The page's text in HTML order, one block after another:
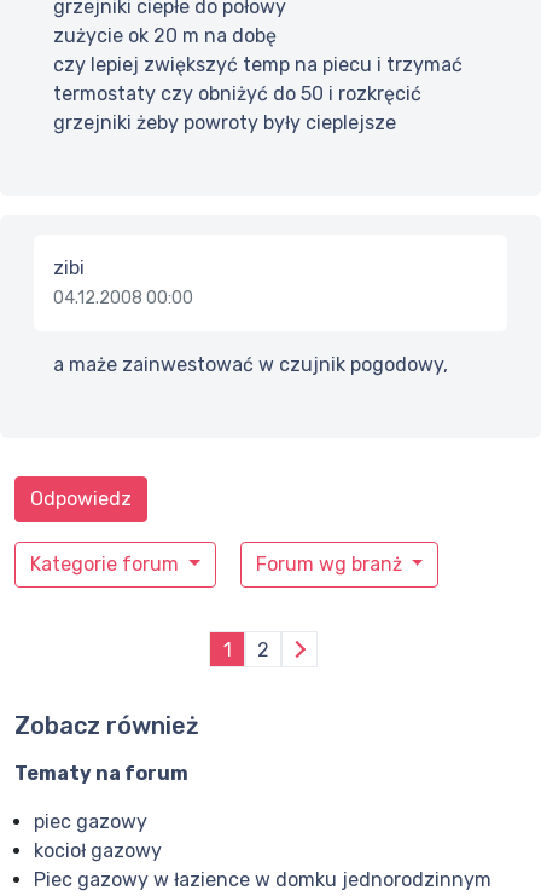
grzejniki ciepłe do połowy
zużycie ok 20 m na dobę
czy lepiej zwiększyć temp na piecu i trzymać
termostaty czy obniżyć do 50 i rozkręcić
grzejniki żeby powroty były cieplejsze
zibi
04.12.2008 00:00
a maże zainwestować w czujnik pogodowy,
Kategorie forum Forum wg branż
Odpowiedz
1 2
Zobacz również
Tematy na forum
piec gazowy
kocioł gazowy
Piec gazowy w łazience w domku jednorodzinnym